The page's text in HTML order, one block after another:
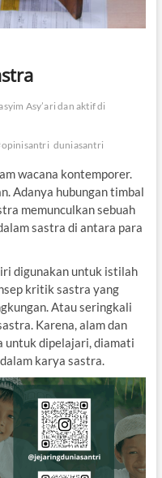
Asy’ari dan aktif di
duniasantri
wacana kontemporer.
Adanya hubungan timbal
memunculkan sebuah
sastra di antara para
digunakan untuk istilah
kritik sastra yang
Atau seringkali
Karena, alam dan
untuk dipelajari, diamati
karya sastra.